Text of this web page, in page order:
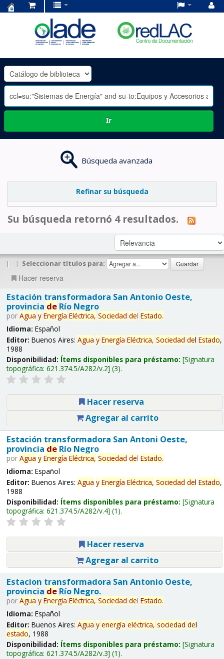
OLADE
-
Ir
Búsqueda avanzada
Refinar su búsqueda
Su búsqueda retornó 4 resultados.
| | Seleccionar títulos para:
Hacer reserva
Estación transformadora San Antonio Oeste,
provincia deRío Negro
por Agua y Energía Eléctrica, Sociedad del Estado.
Idioma: Español
Editor: Buenos Aires: Agua y Energía Eléctrica, Sociedad del Estado,
1988
Disponibilidad: Ítems disponibles para préstamo: Signatura
topográfica: 621.374.5/A282/v.2 (3).
Hacer reserva
Agregar al carrito
Estación transformadora San Antoni Oeste,
provincia deRío Negro
por Agua y Energía Eléctrica, Sociedad del Estado.
Idioma: Español
Editor: Buenos Aires: Agua y Energía Eléctrica, Sociedad del Estado,
1988
Disponibilidad: Ítems disponibles para préstamo: Signatura
topográfica: 621.374.5/A282/v.4 (1).
Hacer reserva
Agregar al carrito
Estacion transformadora San Antonio Oeste,
provincia deRío Negro.
por Agua y Energía Eléctrica, Sociedad del Estado.
Idioma: Español
Editor: Buenos Aires: Agua y energía eléctrica, sociedad del
estado, 1988
Disponibilidad: Ítems disponibles para préstamo: Signatura
topográfica: 621.374.5/A282/v.3 (1).